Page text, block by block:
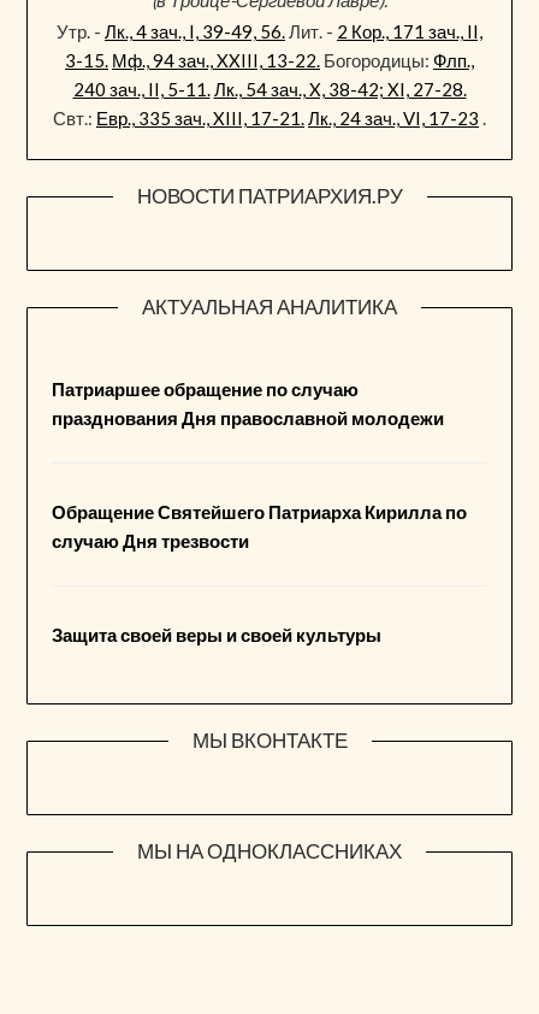
Утр. - Лк., 4 зач., I, 39-49, 56.Лит. - 2 Кор., 171 зач., II,
3-15. Мф., 94 зач., XXIII, 13-22. Богородицы: Флп.,
240 зач., II, 5-11.Лк., 54 зач., X, 38-42; XI, 27-28.
Свт.: Евр., 335 зач., XIII, 17-21.Лк., 24 зач., VI, 17-23 .
НОВОСТИ ПАТРИАРХИЯ.РУ
АКТУАЛЬНАЯ АНАЛИТИКА
Патриаршее обращение по случаю
празднования Дня православной молодежи
Обращение Святейшего Патриарха Кирилла по
случаю Дня трезвости
Защита своей веры и своей культуры
МЫ ВКОНТАКТЕ
МЫ НА ОДНОКЛАССНИКАХ